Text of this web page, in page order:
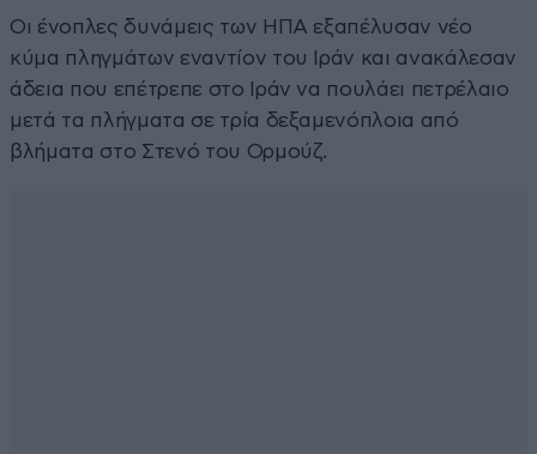
Οι ένοπλες δυνάμεις των ΗΠΑ εξαπέλυσαν νέο
κύμα πληγμάτων εναντίον του Ιράν και ανακάλεσαν
άδεια που επέτρεπε στο Ιράν να πουλάει πετρέλαιο
μετά τα πλήγματα σε τρία δεξαμενόπλοια από
βλήματα στο Στενό του Ορμούζ.